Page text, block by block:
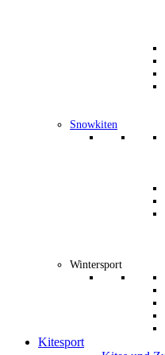
Snowkiten
Wintersport
Kitesport